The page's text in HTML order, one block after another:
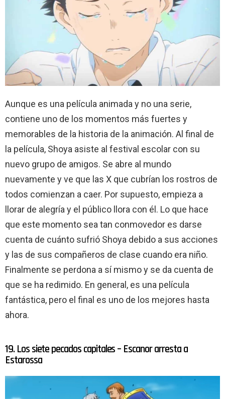
Aunque es una película animada y no una serie,
contiene uno de los momentos más fuertes y
memorables de la historia de la animación. Al final de
la película, Shoya asiste al festival escolar con su
nuevo grupo de amigos. Se abre al mundo
nuevamente y ve que las X que cubrían los rostros de
todos comienzan a caer. Por supuesto, empieza a
llorar de alegría y el público llora con él. Lo que hace
que este momento sea tan conmovedor es darse
cuenta de cuánto sufrió Shoya debido a sus acciones
y las de sus compañeros de clase cuando era niño.
Finalmente se perdona a sí mismo y se da cuenta de
que se ha redimido. En general, es una película
fantástica, pero el final es uno de los mejores hasta
ahora.
19. Los siete pecados capitales – Escanor arresta a
Estarossa